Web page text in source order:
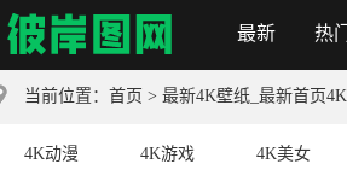
彼岸图网
最新 热门
当前位置： 首页 > 最新4K壁纸_最新首页
4K动漫 4K游戏 4K美女